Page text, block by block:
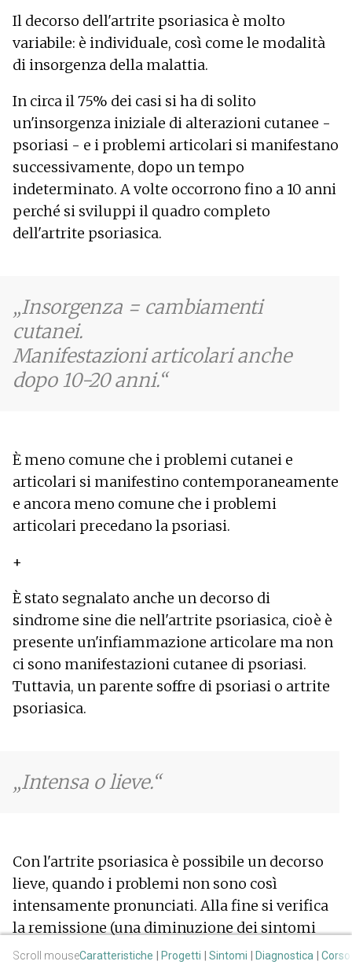
Scroll mouseCaratteristiche Progetti Sintomi Diagnostica Corso
Il decorso dell'artrite psoriasica è molto
variabile: è individuale, così come le modalità
di insorgenza della malattia.
In circa il 75% dei casi si ha di solito
un'insorgenza iniziale di alterazioni cutanee -
psoriasi - e i problemi articolari si manifestano
successivamente, dopo un tempo
indeterminato. A volte occorrono fino a 10 anni
perché si sviluppi il quadro completo
dell'artrite psoriasica.
Insorgenza = cambiamenti
cutanei.
Manifestazioni articolari anche
dopo 10-20 anni.
È meno comune che i problemi cutanei e
articolari si manifestino contemporaneamente
e ancora meno comune che i problemi
articolari precedano la psoriasi.
+
È stato segnalato anche un decorso di
sindrome sine die nell'artrite psoriasica, cioè è
presente un'infiammazione articolare ma non
ci sono manifestazioni cutanee di psoriasi.
Tuttavia, un parente soffre di psoriasi o artrite
psoriasica.
Intensa o lieve.
Con l'artrite psoriasica è possibile un decorso
lieve, quando i problemi non sono così
intensamente pronunciati. Alla fine si verifica
la remissione (una diminuzione dei sintomi
della malattia). Questo periodo di relativa